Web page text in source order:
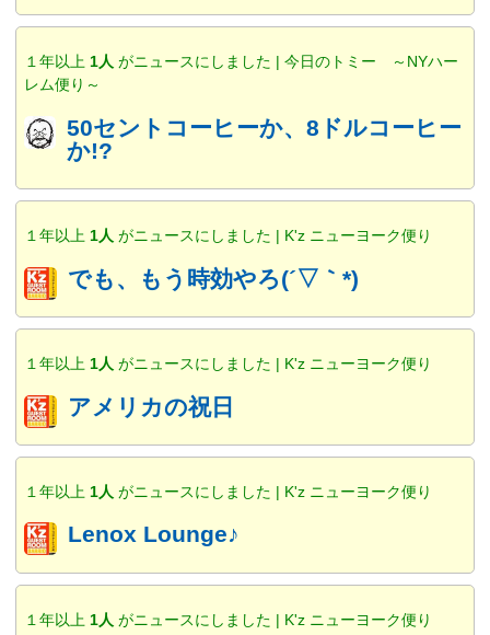
１年以上 1人 がニュースにしました | 今日のトミー ～NYハー
レム便り～
50セントコーヒーか、8ドルコーヒー
か!?
１年以上 1人 がニュースにしました | K'z ニューヨーク便り
でも、もう時効やろ(´▽｀*)
１年以上 1人 がニュースにしました | K'z ニューヨーク便り
アメリカの祝日
１年以上 1人 がニュースにしました | K'z ニューヨーク便り
Lenox Lounge♪
１年以上 1人 がニュースにしました | K'z ニューヨーク便り